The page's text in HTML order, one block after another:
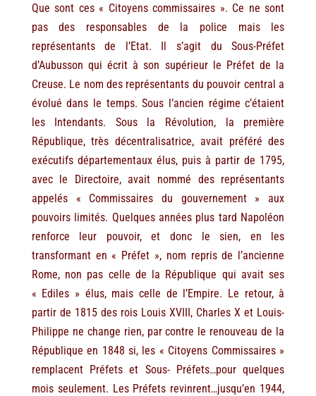
Que sont ces « Citoyens commissaires ». Ce ne sont
pas des responsables de la police mais les
représentants de l’Etat. Il s’agit du Sous-Préfet
d’Aubusson qui écrit à son supérieur le Préfet de la
Creuse. Le nom des représentants du pouvoir central a
évolué dans le temps. Sous l’ancien régime c’étaient
les Intendants. Sous la Révolution, la première
République, très décentralisatrice, avait préféré des
exécutifs départementaux élus, puis à partir de 1795,
avec le Directoire, avait nommé des représentants
appelés « Commissaires du gouvernement » aux
pouvoirs limités. Quelques années plus tard Napoléon
renforce leur pouvoir, et donc le sien, en les
transformant en « Préfet », nom repris de l’ancienne
Rome, non pas celle de la République qui avait ses
« Ediles » élus, mais celle de l’Empire. Le retour, à
partir de 1815 des rois Louis XVIII, Charles X et Louis-
Philippe ne change rien, par contre le renouveau de la
République en 1848 si, les « Citoyens Commissaires »
remplacent Préfets et Sous- Préfets…pour quelques
mois seulement. Les Préfets revinrent…jusqu’en 1944,